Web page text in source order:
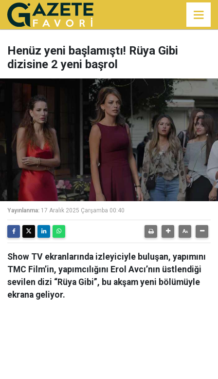
Henüz yeni başlamıştı! Rüya Gibi
dizisine 2 yeni başrol
Yayınlanma: 17 Aralık 2025 Çarşamba 00:40
Show TV ekranlarında izleyiciyle buluşan, yapımını
TMC Film’in, yapımcılığını Erol Avcı’nın üstlendiği
sevilen dizi “Rüya Gibi”, bu akşam yeni bölümüyle
ekrana geliyor.